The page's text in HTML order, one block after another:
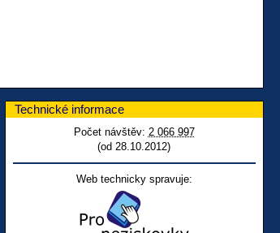
Technické informace
Počet návštěv: 2 066 997
(od 28.10.2012)
Web technicky spravuje: